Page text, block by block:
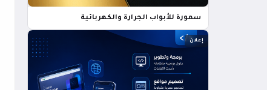
سمورة للأبواب الجرارة والكهربائية
إعلان